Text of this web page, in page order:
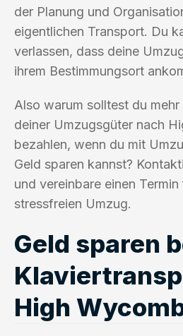
der Planung und
eigentlichen Transport. Du
verlassen, dass deine
ihrem Bestimmungsort
Also warum solltest du
deiner Umzugsgüter nach
bezahlen, wenn du mit
Geld sparen kannst?
und vereinbare einen
stressfreien Umzug.
Geld sparen
High